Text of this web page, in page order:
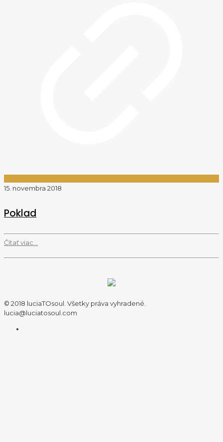
15. novembra 2018
Poklad
Čítať viac...
© 2018 luciaTOsoul. Všetky práva vyhradené.
lucia@luciatosoul.com